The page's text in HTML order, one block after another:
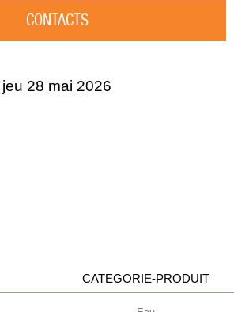
CONTACTS
jeu 28 mai 2026
CATEGORIE-PRODUIT